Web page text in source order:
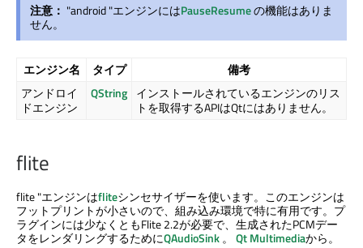
注意： "android "エンジンにはPauseResumeの機能はありま
せん。
エンジン名 タイプ
備考
アンドロイ
ドエンジン
QString インストールされているエンジンのリス
トを取得するAPIはQtにはありません。
flite
flite "エンジンはfliteシンセサイザーを使います。このエンジンは
フットプリントが小さいので、組み込み環境で特に有用です。プ
ラグインには少なくともFlite 2.2が必要で、生成されたPCMデー
タをレンダリングするためにQAudioSink。 Qt Multimediaから。